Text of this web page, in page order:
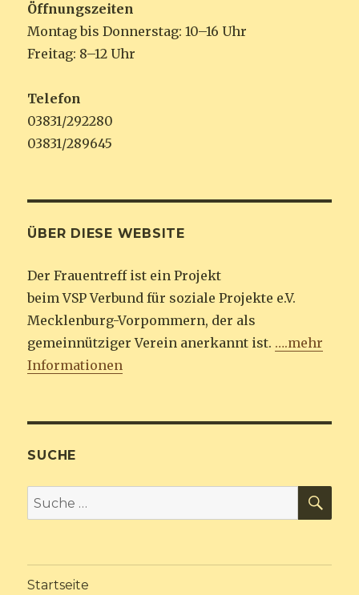
Öffnungszeiten
Montag bis Donnerstag: 10–16 Uhr
Freitag: 8–12 Uhr
Telefon
03831/292280
03831/289645
ÜBER DIESE WEBSITE
Der Frauentreff ist ein Projekt
beim VSP Verbund für soziale Projekte e.V.
Mecklenburg-Vorpommern, der als
gemeinnütziger Verein anerkannt ist. ….mehr
Informationen
SUCHE
Suche
nach:
Startseite